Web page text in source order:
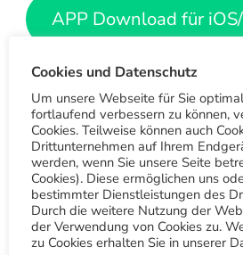
APP Download für
App Download für
LIVE-PWA Nutzen
Die App bietet nicht nur die
für unseren Wäschetaxi
registrierter Nutzer
Cookies und Datenschutz
Um unsere Webseite für Sie
fortlaufend verbessern zu können,
Cookies. Teilweise können auch
Drittunternehmen auf Ihrem
werden, wenn Sie unsere Seite
Cookies). Diese ermöglichen uns
bestimmter Dienstleistungen des
Durch die weitere Nutzung der
der Verwendung von Cookies zu.
zu Cookies erhalten Sie in unserer